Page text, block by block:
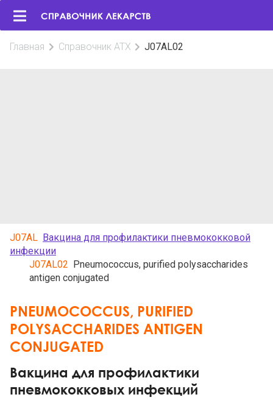
Главная Справочник АТХ J07AL02
J07AL Вакцина для профилактики пневмококковой
инфекции
J07AL02
Pneumococcus, purified polysaccharides
antigen conjugated
PNEUMOCOCCUS, PURIFIED
POLYSACCHARIDES ANTIGEN
CONJUGATED
Вакцина для профилактики
пневмококковых инфекций